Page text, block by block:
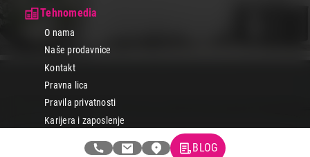
Tehnomedia
O nama
Naše prodavnice
Kontakt
Pravna lica
Pravila privatnosti
Karijera i zaposlenje
BLOG